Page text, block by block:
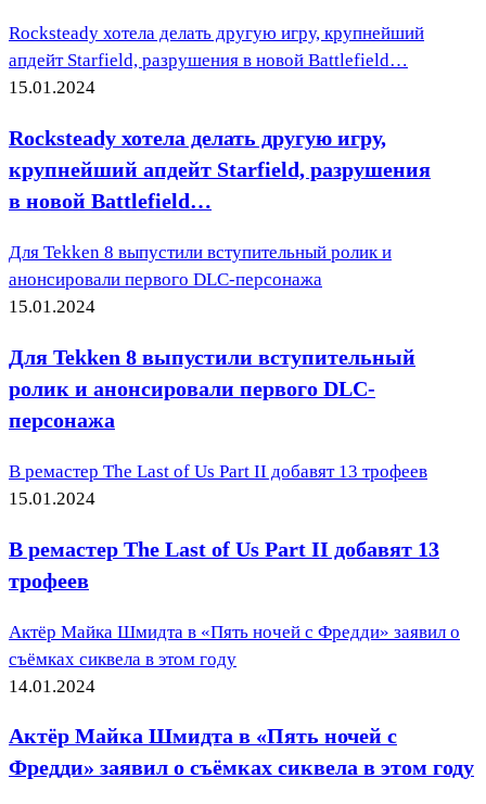
Rocksteady хотела делать другую игру, крупнейший
апдейт Starfield, разрушения в новой Battlefield…
15.01.2024
Rocksteady хотела делать другую игру,
крупнейший апдейт Starfield, разрушения
в новой Battlefield…
Для Tekken 8 выпустили вступительный ролик и
анонсировали первого DLC-персонажа
15.01.2024
Для Tekken 8 выпустили вступительный
ролик и анонсировали первого DLC-
персонажа
В ремастер The Last of Us Part II добавят 13 трофеев
15.01.2024
В ремастер The Last of Us Part II добавят 13
трофеев
Актёр Майка Шмидта в «Пять ночей с Фредди» заявил о
съёмках сиквела в этом году
14.01.2024
Актёр Майка Шмидта в «Пять ночей с
Фредди» заявил о съёмках сиквела в этом году